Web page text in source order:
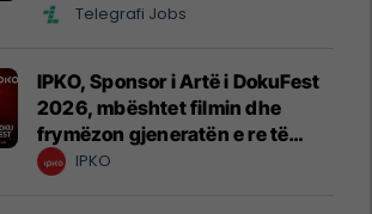
Telegrafi Jobs
IPKO, Sponsor i Artë i DokuFest
2026, mbështet filmin dhe
frymëzon gjeneratën e re të
krijuesve
IPKO